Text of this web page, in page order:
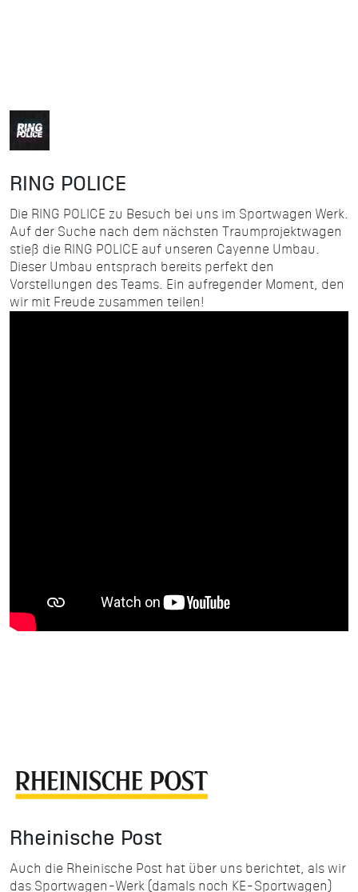
RING POLICE
Die RING POLICE zu Besuch bei uns im Sportwagen Werk.
Auf der Suche nach dem nächsten Traumprojektwagen
stieß die RING POLICE auf unseren Cayenne Umbau.
Dieser Umbau entsprach bereits perfekt den
Vorstellungen des Teams. Ein aufregender Moment, den
wir mit Freude zusammen teilen!
Rheinische Post
Auch die Rheinische Post hat über uns berichtet, als wir
das Sportwagen-Werk (damals noch KE-Sportwagen)